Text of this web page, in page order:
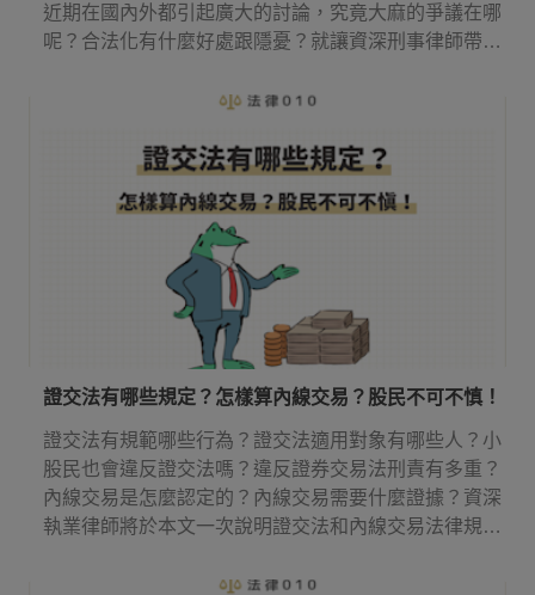
近期在國內外都引起廣大的討論，究竟大麻的爭議在哪
呢？合法化有什麼好處跟隱憂？就讓資深刑事律師帶你
證交法有哪些規定？怎樣算內線交易？股民不可不慎！
證交法有規範哪些行為？證交法適用對象有哪些人？小
股民也會違反證交法嗎？違反證券交易法刑責有多重？
內線交易是怎麼認定的？內線交易需要什麼證據？資深
執業律師將於本文一次說明證交法和內線交易法律規